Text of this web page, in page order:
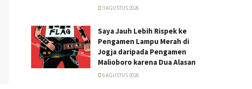
3 AGUSTUS 2026
Saya Jauh Lebih Rispek ke
Pengamen Lampu Merah di
Jogja daripada Pengamen
Malioboro karena Dua Alasan
6 AGUSTUS 2026